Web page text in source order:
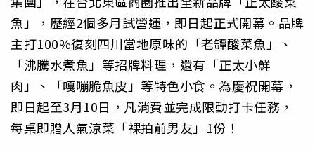
魚」，歷經2個多月試營運，即日起正式開幕。品牌
主打100%復刻四川當地原味的「老罈酸菜魚」、
「沸騰水煮魚」等招牌料理，還有「正太小鮮
肉」、「嘎嘣脆魚皮」等特色小食。為慶祝開幕，
即日起至3月10日，凡消費並完成限動打卡任務，
每桌即贈人氣涼菜「裸拍前男友」1份！